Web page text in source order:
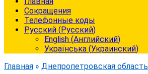
Сокращения
Телефонные коды
Русский (Русский)
English (Английский)
Українська (Украинский)
Главная » Днепропетровская область